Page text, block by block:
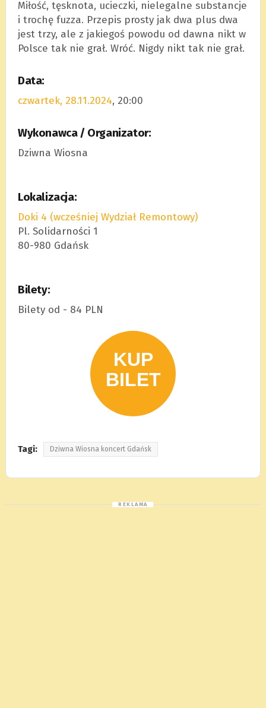
Miłość, tęsknota, ucieczki, nielegalne substancje
i trochę fuzza. Przepis prosty jak dwa plus dwa
jest trzy, ale z jakiegoś powodu od dawna nikt w
Polsce tak nie grał. Wróć. Nigdy nikt tak nie grał.
Data:
czwartek, 28.11.2024, 20:00
Wykonawca / Organizator:
Dziwna Wiosna
Lokalizacja:
Doki 4 (wcześniej Wydział Remontowy)
Pl. Solidarności 1
80-980 Gdańsk
Bilety:
Bilety od - 84 PLN
Tagi: Dziwna Wiosna koncert Gdańsk